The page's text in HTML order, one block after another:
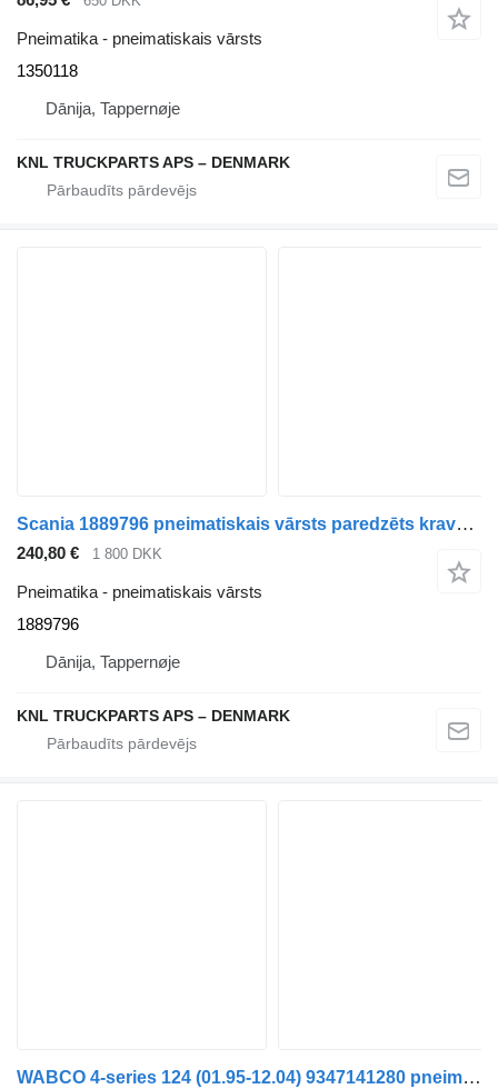
Pneimatika - pneimatiskais vārsts
1350118
Dānija, Tappernøje
KNL TRUCKPARTS APS – DENMARK
Scania 1889796 pneimatiskais vārsts paredzēts kravas automašīnas
240,80 € 1 800 DKK
Pneimatika - pneimatiskais vārsts
1889796
Dānija, Tappernøje
KNL TRUCKPARTS APS – DENMARK
WABCO 4-series 124 (01.95-12.04) 9347141280 pneimatiskais vārsts paredzēts Scania 4-series (1995-2006) vilcēja